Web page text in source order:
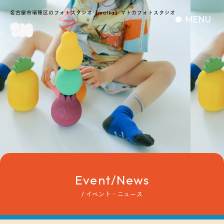
MENU
名古屋市瑞穂区のフォトスタジオ【matka】マトカフォトスタジオ
Event/News
/ イベント・ニュース